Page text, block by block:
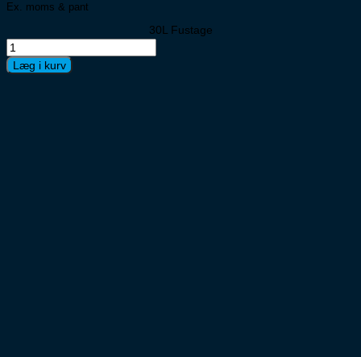
Ex. moms & pant
30L Fustage
Fu
San
Miguel
Læg i kurv